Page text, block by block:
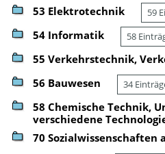
53 Elektrotechnik 59
54 Informatik 58
55 Verkehrstechnik,
56 Bauwesen 34
58 Chemische Technik,
verschiedene
70 Sozialwissenschaften